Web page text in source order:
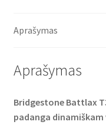
(priekinė)
o
r
p
Aprašymas
Aprašymas
Bridgestone Battlax
padanga